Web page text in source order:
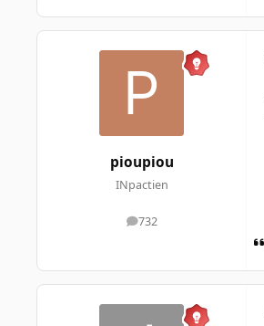
pioupiou
INpactien
732
messages